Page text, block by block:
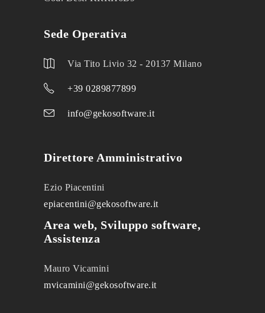
Sede Operativa
Via Tito Livio 32 - 20137 Milano
+39 0289877899
info@gekosoftware.it
Direttore Amministrativo
Ezio Piacentini
epiacentini@gekosoftware.it
Area web, Sviluppo software,
Assistenza
Mauro Vicamini
mvicamini@gekosoftware.it